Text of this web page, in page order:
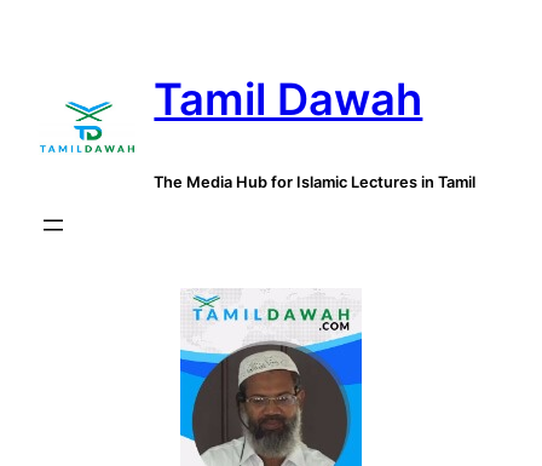
Tamil Dawah
The Media Hub for Islamic Lectures in Tamil